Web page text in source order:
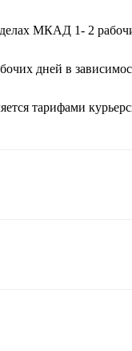
МКАД 1- 2
дней в
тарифами